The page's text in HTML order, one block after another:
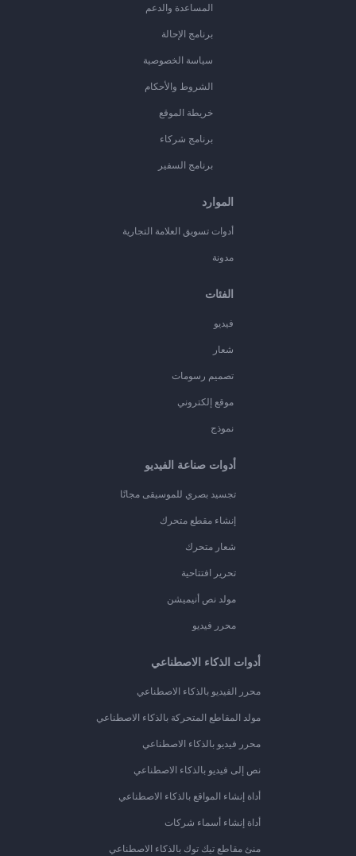
المساعدة والدعم
برنامج الإحالة
سياسة الخصوصية
الشروط والأحكام
خريطة الموقع
برنامج شركاء
برنامج السفير
الموارد
أدوات تسويق العلامة التجارية
مدونة
الفئات
فيديو
شعار
تصميم رسومات
موقع إلكتروني
نموذج
أدوات صناعة الفيديو
تجسيد بصري للموسيقى مجانًا
إنشاء مقطع متحرك
شعار متحرك
تحرير افتتاحية
مولد نص أنيميشن
محرر فيديو
أدوات الذكاء الاصطناعي
محرر الفيديو بالذكاء الاصطناعي
مولد المقاطع المتحركة بالذكاء الاصطناعي
محرر فيديو بالذكاء الاصطناعي
نص إلى فيديو بالذكاء الاصطناعي
أداة إنشاء المواقع بالذكاء الاصطناعي
أداة إنشاء أسماء شركات
منئ مقاطع تيك توك بالذكاء الاصطناعي